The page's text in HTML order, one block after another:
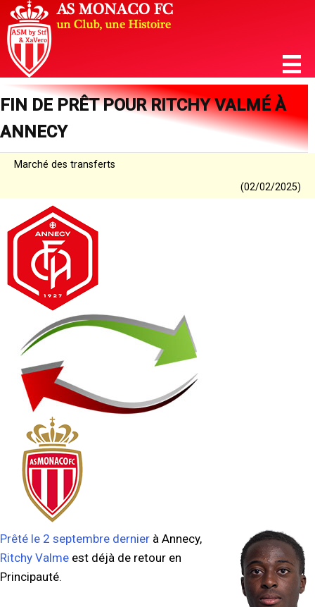
FIN DE PRÊT POUR RITCHY VALMÉ À
ANNECY
Marché des transferts
(02/02/2025)
Prêté le 2 septembre dernier à Annecy,
Ritchy Valme est déjà de retour en
Principauté.